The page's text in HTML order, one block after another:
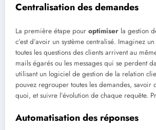
Centralisation des demandes
La première étape pour optimiser la gestion
c’est d’avoir un système centralisé. Imaginez
toutes les questions des clients arrivent au
mails égarés ou les messages qui se perdent
utilisant un logiciel de gestion de la relation
pouvez regrouper toutes les demandes, savoir
quoi, et suivre l’évolution de chaque requête.
Automatisation des réponses